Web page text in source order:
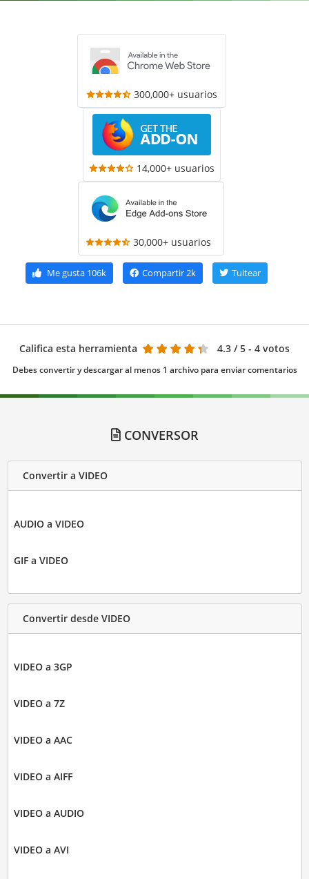
300,000+ usuarios
14,000+ usuarios
30,000+ usuarios
Me gusta106k Compartir2k Tuitear
Califica esta herramienta 4.3 / 5 - 4 votos
Debes convertir y descargar al menos 1 archivo para enviar comentarios
CONVERSOR
Convertir a VIDEO
AUDIO a VIDEO
GIF a VIDEO
Convertir desde VIDEO
VIDEO a 3GP
VIDEO a 7Z
VIDEO a AAC
VIDEO a AIFF
VIDEO a AUDIO
VIDEO a AVI